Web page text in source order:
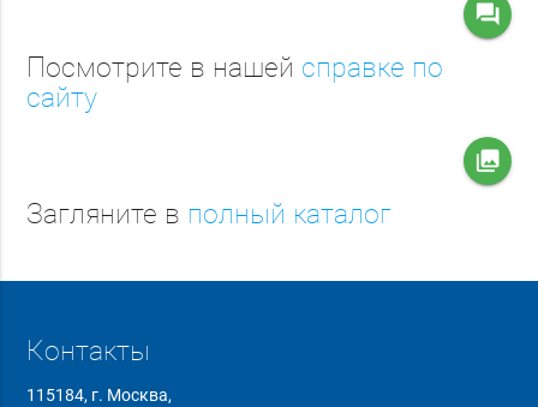
question_answer
Посмотрите в нашей справке по
сайту
collections
Загляните в полный каталог
Контакты
115184, г. Москва,